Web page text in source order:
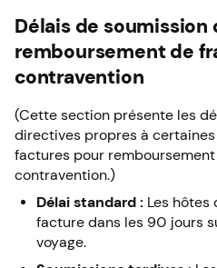
Délais de soumission
remboursement de
contravention
(Cette section présente les
directives propres à
factures pour
contravention.)
Délai standard : Les hôtes
facture dans les 90 jours
voyage.